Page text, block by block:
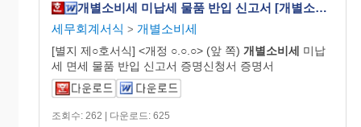
개별소비세 미납세 물품 반입 신고서 [개별소비세법 시행규칙 서식12]
세무회계서식 > 개별소비세
[별지 제○호서식] <개정 ○.○.○> (앞 쪽) 개별소비세 미납
세 면세 물품 반입 신고서 증명신청서 증명서
조회수: 262 | 다운로드: 625